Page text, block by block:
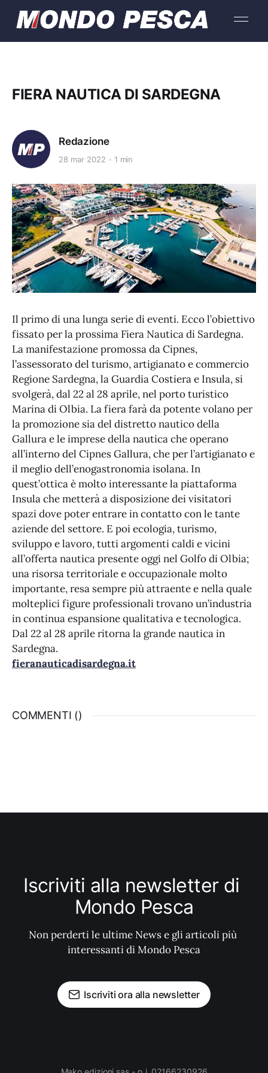
FIERA NAUTICA DI SARDEGNA
Redazione
28 mar 2022 1 min
Il primo di una lunga serie di eventi. Ecco l’obiettivo
fissato per la prossima Fiera Nautica di Sardegna.
La manifestazione promossa da Cipnes,
l’assessorato del turismo, artigianato e commercio
Regione Sardegna, la Guardia Costiera e Insula, si
svolgerà, dal 22 al 28 aprile, nel porto turistico
Marina di Olbia. La fiera farà da potente volano per
la promozione sia del distretto nautico della
Gallura e le imprese della nautica che operano
all’interno del Cipnes Gallura, che per l’artigianato e
il meglio dell’enogastronomia isolana. In
quest’ottica è molto interessante la piattaforma
Insula che metterà a disposizione dei visitatori
spazi dove poter entrare in contatto con le tante
aziende del settore. E poi ecologia, turismo,
sviluppo e lavoro, tutti argomenti caldi e vicini
all’offerta nautica presente oggi nel Golfo di Olbia;
una risorsa territoriale e occupazionale molto
importante, resa sempre più attraente e nella quale
molteplici figure professionali trovano un’industria
in continua espansione qualitativa e tecnologica.
Dal 22 al 28 aprile ritorna la grande nautica in
Sardegna.
fieranauticadisardegna.it
COMMENTI ()
Iscriviti alla newsletter di
Mondo Pesca
Non perderti le ultime News e gli articoli più
interessanti di Mondo Pesca
Iscriviti ora alla newsletter